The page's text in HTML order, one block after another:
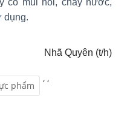
có mùi hôi, chảy nước,
dụng.
Nhã Quyên (t/h)
,
phẩm
,